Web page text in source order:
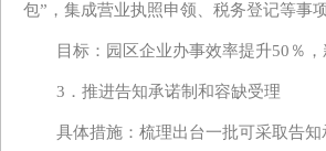
包”，集成营业执照申领、税务登记等
目标：园区企业办事效率提升50％
3．推进告知承诺制和容缺受理
具体措施：梳理出台一批可采取告